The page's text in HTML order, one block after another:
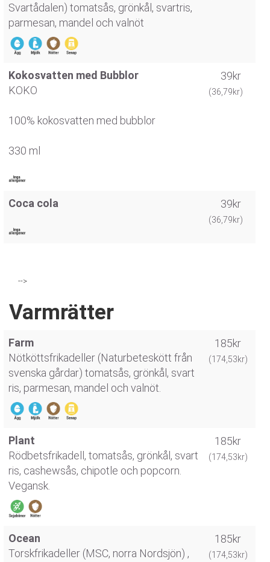
Svartådalen) tomatsås, grönkål, svartris,
parmesan, mandel och valnöt
Kokosvatten med Bubblor
KOKO
100% kokosvatten med bubblor
330 ml
39kr
(36,79kr)
Coca cola 39kr
(36,79kr)
-->
Varmrätter
Farm
Nötköttsfrikadeller (Naturbeteskött från
svenska gårdar) tomatsås, grönkål, svart
ris, parmesan, mandel och valnöt.
185kr
(174,53kr)
Plant
Rödbetsfrikadell, tomatsås, grönkål, svart
ris, cashewsås, chipotle och popcorn.
Vegansk.
185kr
(174,53kr)
Ocean
Torskfrikadeller (MSC, norra Nordsjön) ,
185kr
(174,53kr)